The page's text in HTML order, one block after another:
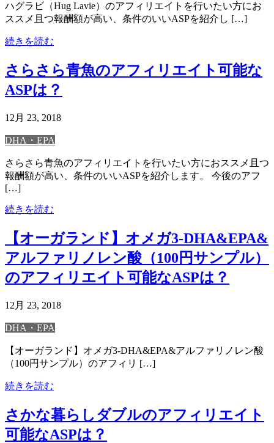
ハグラビ（Hug Lavie）のアフィリエイトを行いたい方にお
ススメ且つ報酬額が高い、条件のいいASPを紹介し […]
続きを読む
さらさら青魚のアフィリエイト可能な
ASPは？
12月 23, 2018
DHA・EPA
さらさら青魚のアフィリエイトを行いたい方におススメ且つ
報酬額が高い、条件のいいASPを紹介します。 今後のアフ
[…]
続きを読む
【オーガランド】オメガ3-DHA&EPA&
アルファリノレン酸（100円サンプル）
のアフィリエイト可能なASPは？
12月 23, 2018
DHA・EPA
【オーガランド】オメガ3-DHA&EPA&アルファリノレン酸
（100円サンプル）のアフィリ […]
続きを読む
さかな暮らしダブルのアフィリエイト
可能なASPは？